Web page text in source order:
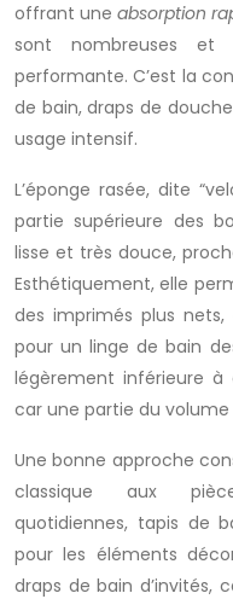
offrant une absorption
sont nombreuses et
performante. C’est la
de bain, draps de
usage intensif.
L’éponge rasée, dite
partie supérieure des
lisse et très douce,
Esthétiquement, elle
des imprimés plus
pour un linge de bain
légèrement inférieure à
car une partie du
Une bonne approche
classique aux
quotidiennes, tapis de
pour les éléments
draps de bain d’invités,